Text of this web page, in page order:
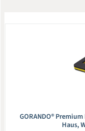
GORANDO®
Haus,